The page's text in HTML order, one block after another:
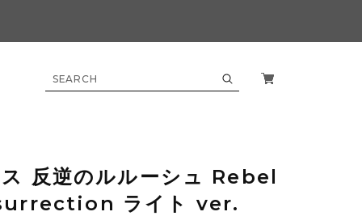
反逆のルルーシュ Rebel
ライト ver.